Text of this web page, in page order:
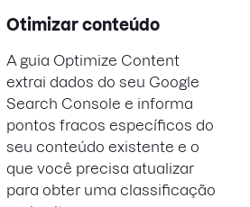
Otimizar conteúdo
A guia Optimize Content
extrai dados do seu Google
Search Console e informa
pontos fracos específicos do
seu conteúdo existente e o
que você precisa atualizar
para obter uma classificação